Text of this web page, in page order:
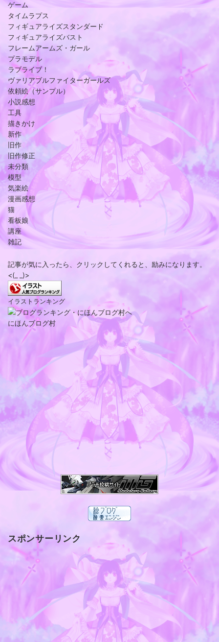
ゲーム
タイムラプス
フィギュアライズスタンダード
フィギュアライズバスト
フレームアームズ・ガール
プラモデル
ラブライブ！
ヴァリアブルファイターガールズ
依頼絵（サンプル）
小説感想
工具
描きかけ
新作
旧作
旧作修正
未分類
模型
気楽絵
漫画感想
猫
看板娘
講座
雑記
記事が気に入ったら、クリックしてくれると、励みになります。
<(_ _)>
イラストランキング
にほんブログ村
スポンサーリンク